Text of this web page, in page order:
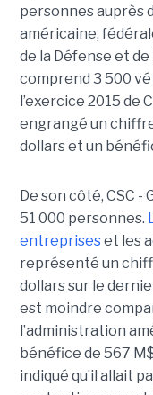
personnes auprès
américaine,
de la Défense et
comprend 3 500
l’exercice 2015 de
engrangé un
dollars et un
De son côté, CSC
51 000 personnes.
entrepriseset les
représenté un
dollars sur le
est moindre
l’administration
bénéfice de 567
indiqué qu’il allait